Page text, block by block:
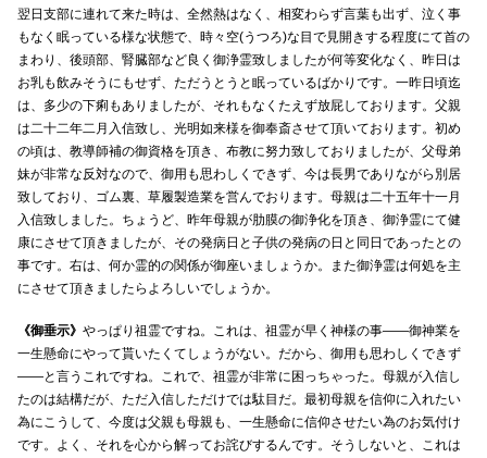
翌日支部に連れて来た時は、全然熱はなく、相変わらず言葉も出ず、泣く事
もなく眠っている様な状態で、時々空(うつろ)な目で見開きする程度にて首の
まわり、後頭部、腎臓部など良く御浄霊致しましたが何等変化なく、昨日は
お乳も飲みそうにもせず、ただうとうと眠っているばかりです。一昨日頃迄
は、多少の下痢もありましたが、それもなくたえず放屁しております。父親
は二十二年二月入信致し、光明如来様を御奉斎させて頂いております。初め
の頃は、教導師補の御資格を頂き、布教に努力致しておりましたが、父母弟
妹が非常な反対なので、御用も思わしくできず、今は長男でありながら別居
致しており、ゴム裏、草履製造業を営んでおります。母親は二十五年十一月
入信致しました。ちょうど、昨年母親が肋膜の御浄化を頂き、御浄霊にて健
康にさせて頂きましたが、その発病日と子供の発病の日と同日であったとの
事です。右は、何か霊的の関係が御座いましょうか。また御浄霊は何処を主
にさせて頂きましたらよろしいでしょうか。
《御垂示》 やっぱり祖霊ですね。これは、祖霊が早く神様の事――御神業を
一生懸命にやって貰いたくてしょうがない。だから、御用も思わしくできず
――と言うこれですね。これで、祖霊が非常に困っちゃった。母親が入信し
たのは結構だが、ただ入信しただけでは駄目だ。最初母親を信仰に入れたい
為にこうして、今度は父親も母親も、一生懸命に信仰させたい為のお気付け
です。よく、それを心から解ってお詫びするんです。そうしないと、これは